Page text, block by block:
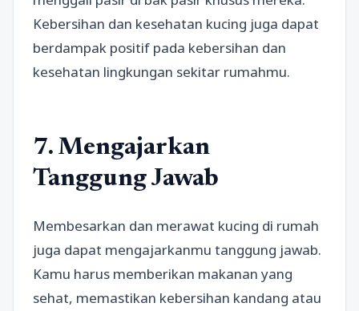
Kebersihan dan kesehatan kucing juga dapat
berdampak positif pada kebersihan dan
kesehatan lingkungan sekitar rumahmu.
7. Mengajarkan
Tanggung Jawab
Membesarkan dan merawat kucing di rumah
juga dapat mengajarkanmu tanggung jawab.
Kamu harus memberikan makanan yang
sehat, memastikan kebersihan kandang atau